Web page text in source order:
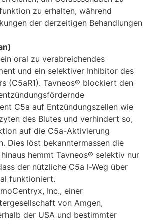
zu erhalten, während
der derzeitigen Behandlungen
oral zu verabreichendes
und ein selektiver Inhibitor des
(C5aR1). Tavneos® blockiert den
C5a auf Entzündungszellen wie
des Blutes und verhindert so,
auf die C5a-Aktivierung
Dies löst bekanntermassen die
hemmt Tavneos® selektiv nur
der nützliche C5a l-Weg über
funktioniert.
Inc., einer
von Amgen,
der USA und bestimmter